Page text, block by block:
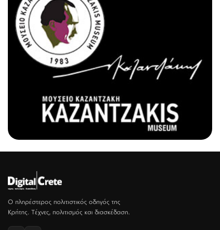
Ο πληρέστερος πολιτιστικός οδηγός της
Κρήτης. Τέχνες, πολιτισμός και διασκέδαση.